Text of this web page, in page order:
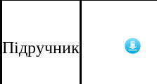
Підручник